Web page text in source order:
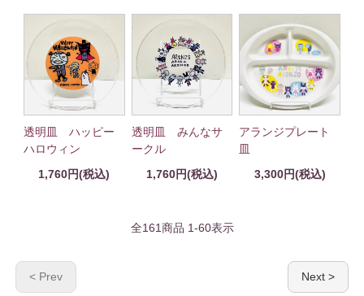
透明皿 ハッピー
ハロウィン
1,760円(税込)
透明皿 みんなサ
ークル
1,760円(税込)
アランジプレート
皿
3,300円(税込)
全161商品 1-60表示
< Prev Next >